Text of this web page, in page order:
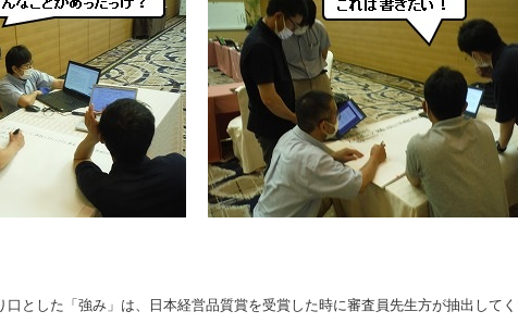
口とした「強み」は、日本経営品質賞を受賞した時に審査員先生方が抽出して